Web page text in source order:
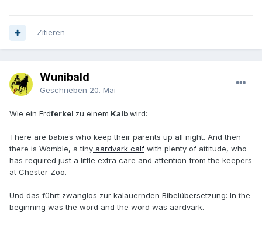
Zitieren
Wunibald
Geschrieben 20. Mai
Wie ein Erdferkel zu einem Kalbwird:
There are babies who keep their parents up all night. And then
there is Womble, a tiny aardvark calf with plenty of attitude, who
has required just a little extra care and attention from the keepers
at Chester Zoo.
Und das führt zwanglos zur kalauernden Bibelübersetzung: In the
beginning was the word and the word was aardvark.